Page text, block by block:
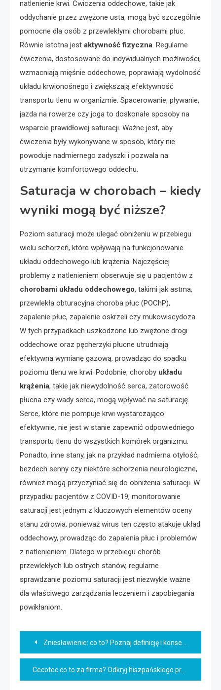
natlenienie krwi. Ćwiczenia oddechowe, takie jak
oddychanie przez zwężone usta, mogą być szczególnie
pomocne dla osób z przewlekłymi chorobami płuc.
Równie istotna jest aktywność fizyczna. Regularne
ćwiczenia, dostosowane do indywidualnych możliwości,
wzmacniają mięśnie oddechowe, poprawiają wydolność
układu krwionośnego i zwiększają efektywność
transportu tlenu w organizmie. Spacerowanie, pływanie,
jazda na rowerze czy joga to doskonałe sposoby na
wsparcie prawidłowej saturacji. Ważne jest, aby
ćwiczenia były wykonywane w sposób, który nie
powoduje nadmiernego zadyszki i pozwala na
utrzymanie komfortowego oddechu.
Saturacja w chorobach – kiedy
wyniki mogą być niższe?
Poziom saturacji może ulegać obniżeniu w przebiegu
wielu schorzeń, które wpływają na funkcjonowanie
układu oddechowego lub krążenia. Najczęściej
problemy z natlenieniem obserwuje się u pacjentów z
chorobami układu oddechowego, takimi jak astma,
przewlekła obturacyjna choroba płuc (POChP),
zapalenie płuc, zapalenie oskrzeli czy mukowiscydoza.
W tych przypadkach uszkodzone lub zwężone drogi
oddechowe oraz pęcherzyki płucne utrudniają
efektywną wymianę gazową, prowadząc do spadku
poziomu tlenu we krwi. Podobnie, choroby układu
krążenia, takie jak niewydolność serca, zatorowość
płucna czy wady serca, mogą wpływać na saturację.
Serce, które nie pompuje krwi wystarczająco
efektywnie, nie jest w stanie zapewnić odpowiedniego
transportu tlenu do wszystkich komórek organizmu.
Ponadto, inne stany, jak na przykład nadmierna otyłość,
bezdech senny czy niektóre schorzenia neurologiczne,
również mogą przyczyniać się do obniżenia saturacji. W
przypadku pacjentów z COVID-19, monitorowanie
saturacji jest jednym z kluczowych elementów oceny
stanu zdrowia, ponieważ wirus ten często atakuje układ
oddechowy, prowadząc do zapalenia płuc i problemów
z natlenieniem. Dlatego w przebiegu chorób
przewlekłych lub ostrych stanów, regularne
sprawdzanie poziomu saturacji jest niezwykle ważne
dla właściwego zarządzania leczeniem i zapobiegania
powikłaniom.
Nawigacja
wpisu
Zniesławienie: co to? Poznaj definicję i konsekwencje
Cecotec co to za firma? Odkryj hiszpańskiego producenta AGD!